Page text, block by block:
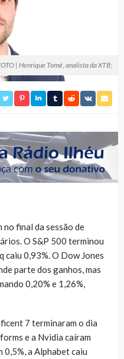
| Henrique Tomé, analista da XTB;
no final da sessão de
O S&P 500 terminou
caiu 0,93%. O Dow Jones
parte dos ganhos, mas
0,20% e 1,26%,
7 terminaram o dia
e a Nvidia caíram
0,5%, a Alphabet caiu